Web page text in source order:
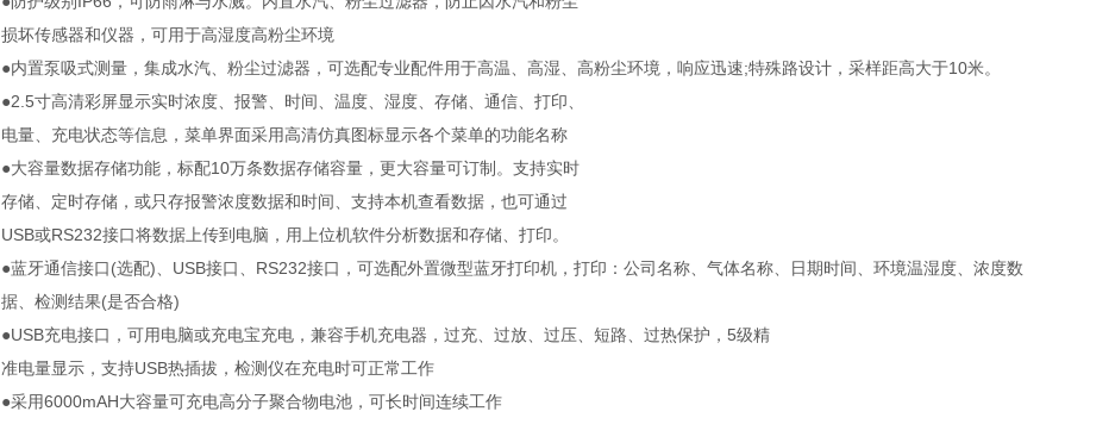
损坏传感器和仪器，可用于高湿度高粉尘环境
●内置泵吸式测量，集成水汽、粉尘过滤器，可选配专业配件用于高温、高湿、高粉尘环境，响应迅速;特殊路设计，采样距高大于10米。
●2.5寸高清彩屏显示实时浓度、报警、时间、温度、湿度、存储、通信、打印、
电量、充电状态等信息，菜单界面采用高清仿真图标显示各个菜单的功能名称
●大容量数据存储功能，标配10万条数据存储容量，更大容量可订制。支持实时
存储、定时存储，或只存报警浓度数据和时间、支持本机查看数据，也可通过
USB或RS232接口将数据上传到电脑，用上位机软件分析数据和存储、打印。
●蓝牙通信接口(选配)、USB接口、RS232接口，可选配外置微型蓝牙打印机，打印：公司名称、气体名称、日期时间、环境温湿度、浓度数
据、检测结果(是否合格)
●USB充电接口，可用电脑或充电宝充电，兼容手机充电器，过充、过放、过压、短路、过热保护，5级精
准电量显示，支持USB热插拔，检测仪在充电时可正常工作
●采用6000mAH大容量可充电高分子聚合物电池，可长时间连续工作